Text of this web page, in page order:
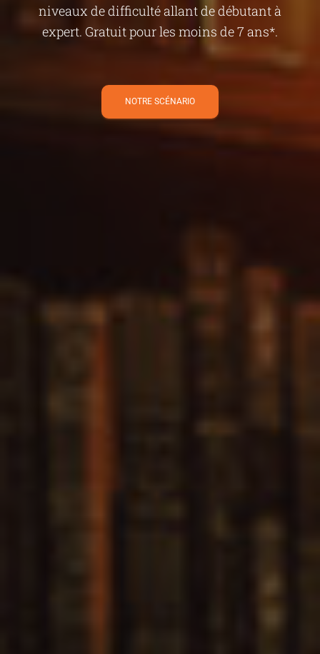
niveaux de difficulté allant de débutant à
expert. Gratuit pour les moins de 7 ans*.
NOTRE SCÉNARIO